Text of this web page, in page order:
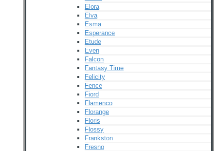
Elora
Elva
Esma
Esperance
Etude
Even
Falcon
Fantasy Time
Felicity
Fence
Fiord
Flamenco
Florange
Floris
Flossy
Frankston
Fresno